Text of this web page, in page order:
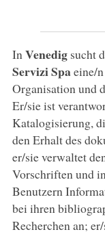
In Venedigsucht
ServiziSpaeine/
Organisation und
Er/sie ist
Katalogisierung,
den Erhalt des
er/sie verwaltet
Vorschriften und
Benutzern
bei ihren
Recherchen an;